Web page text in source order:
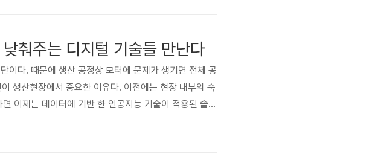
춰주는 디지털 기술들 만난다
이다. 때문에 생산 공정상 모터에 문제가 생기면 전체 공
생산현장에서 중요한 이유다. 이전에는 현장 내부의 숙
이제는 데이터에 기반 한 인공지능 기술이 적용된 솔루
기, 팬 등 생산현장의 핵심인 회전기계의 진동데이터